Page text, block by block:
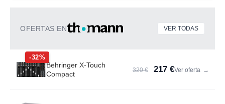
OFERTAS EN VER TODAS
-32%
Behringer X-Touch
Compact
320 € 217 €Ver oferta →